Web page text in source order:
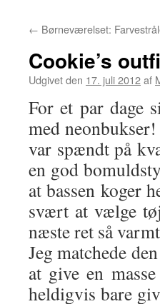
← Børneværelset:
Cookie’s
Udgivet den 17. juli 2012af
For et par dage
med
var spændt på
en god
at bassen koger
svært at vælge
næste ret så
Jeg matchede
at give en
heldigvis bare